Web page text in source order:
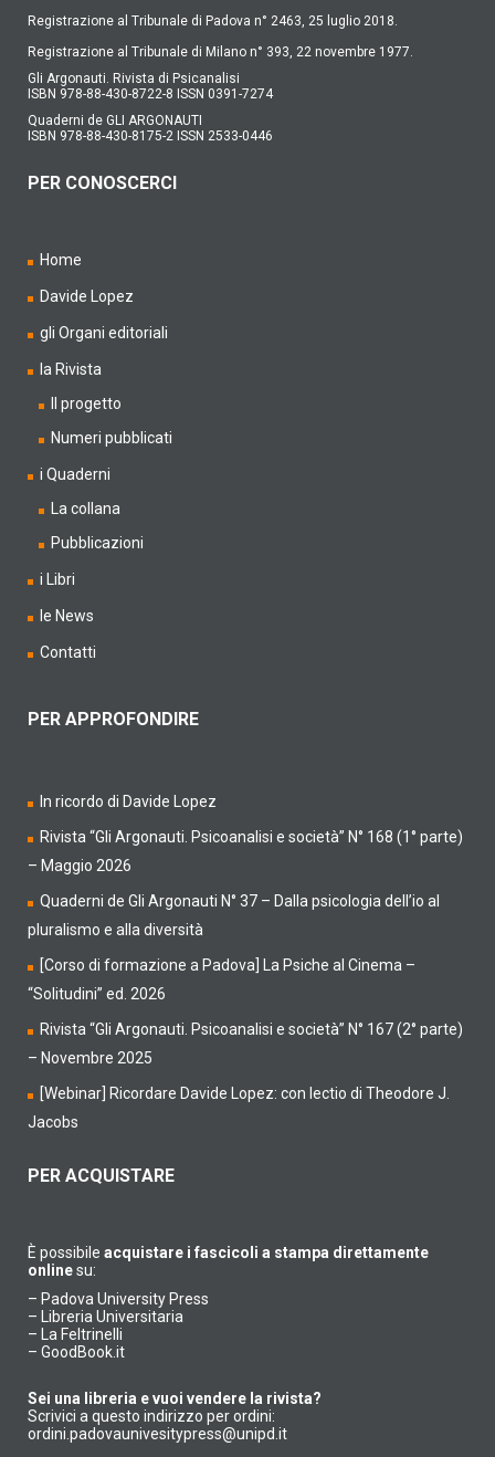
Registrazione al Tribunale di Padova n° 2463, 25 luglio 2018.
Registrazione al Tribunale di Milano n° 393, 22 novembre 1977.
Gli Argonauti. Rivista di Psicanalisi
ISBN 978-88-430-8722-8 ISSN 0391-7274
Quaderni de GLI ARGONAUTI
ISBN 978-88-430-8175-2 ISSN 2533-0446
PER CONOSCERCI
Home
Davide Lopez
gli Organi editoriali
la Rivista
Il progetto
Numeri pubblicati
i Quaderni
La collana
Pubblicazioni
i Libri
le News
Contatti
PER APPROFONDIRE
In ricordo di Davide Lopez
Rivista “Gli Argonauti. Psicoanalisi e società” N° 168 (1° parte)
– Maggio 2026
Quaderni de Gli Argonauti N° 37 – Dalla psicologia dell’io al
pluralismo e alla diversità
[Corso di formazione a Padova] La Psiche al Cinema –
“Solitudini” ed. 2026
Rivista “Gli Argonauti. Psicoanalisi e società” N° 167 (2° parte)
– Novembre 2025
[Webinar] Ricordare Davide Lopez: con lectio di Theodore J.
Jacobs
PER ACQUISTARE
È possibile acquistare i fascicoli a stampa direttamente
onlinesu:
– Padova University Press
– Libreria Universitaria
– La Feltrinelli
– GoodBook.it
Sei una libreria e vuoi vendere la rivista?
Scrivici a questo indirizzo per ordini:
ordini.padovaunivesitypress@unipd.it